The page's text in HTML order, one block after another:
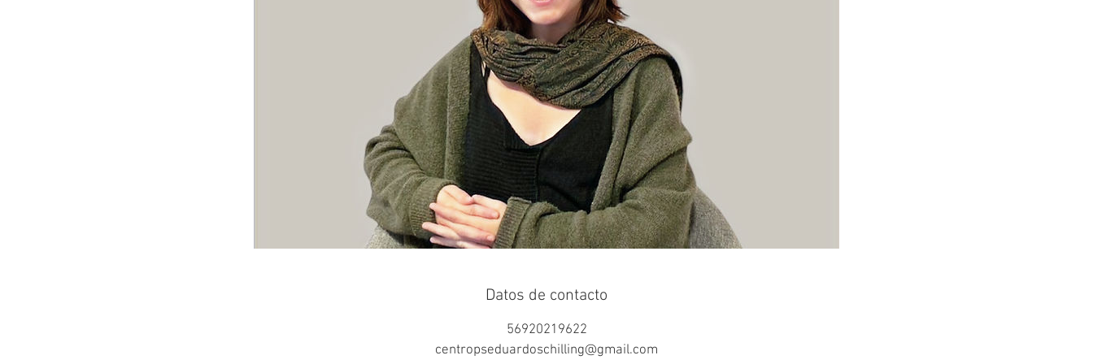
Datos de contacto
56920219622
centropseduardoschilling@gmail.com